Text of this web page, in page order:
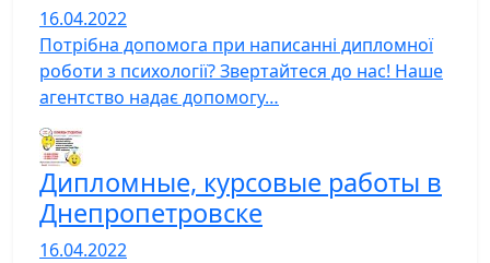
16.04.2022
Потрібна допомога при написанні дипломної
роботи з психології? Звертайтеся до нас! Наше
агентство надає допомогу…
Дипломные, курсовые работы в
Днепропетровске
16.04.2022